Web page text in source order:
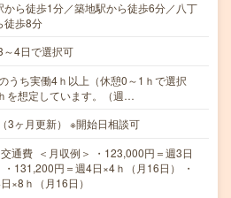
から徒歩1分／築地駅から徒歩6分／八丁
徒歩8分
～4日で選択可
うち実働4ｈ以上（休憩0～1ｈで選択
を想定しています。（週…
3ヶ月更新） ※開始日相談可
通費 ＜月収例＞ ・123,000円＝週3日
131,200円＝週4日×4ｈ（月16日） ・
×8ｈ（月16日）